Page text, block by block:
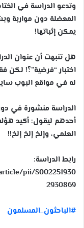
وتدعو الدراسة في
المعضلة دون مواربة
يمكن إثباتها!
هل تنبهت أن عنوان
اختبار “فرضية”؟! لكن
له في مواقع البوب
أحدهم ليقول: أكيد
العلمي، وإلخ إلخ إلخ!!
رابط الدراسة:
pii/S002251930
2930869
#الباحثون_المسلمون